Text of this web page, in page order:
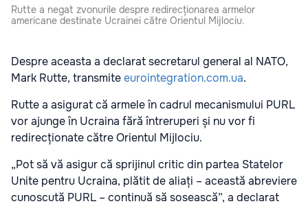
Rutte a negat zvonurile despre redirecționarea armelor
americane destinate Ucrainei către Orientul Mijlociu.
Despre aceasta a declarat secretarul general al NATO,
Mark Rutte, transmiteeurointegration.com.ua.
Rutte a asigurat că armele în cadrul mecanismului PURL
vor ajunge în Ucraina fără întreruperi și nu vor fi
redirecționate către Orientul Mijlociu.
„Pot să vă asigur că sprijinul critic din partea Statelor
Unite pentru Ucraina, plătit de aliați – această abreviere
cunoscută PURL – continuă să sosească”, a declarat